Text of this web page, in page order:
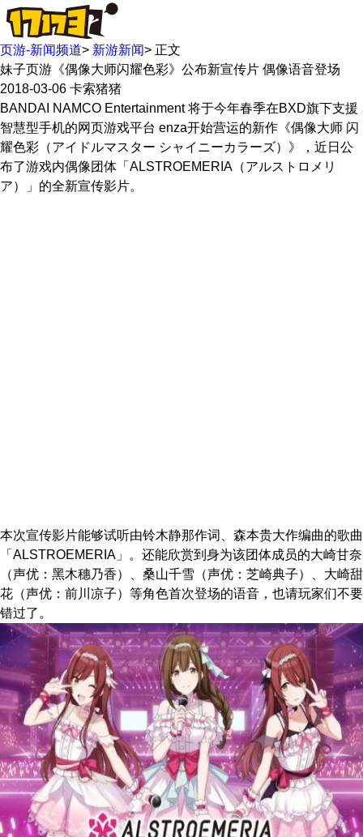
页游-新闻频道> 新游新闻> 正文
妹子页游《偶像大师闪耀色彩》公布新宣传片 偶像语音登场
2018-03-06 卡索猪猪
BANDAI NAMCO Entertainment 将于今年春季在BXD旗下支援
智慧型手机的网页游戏平台 enza开始营运的新作《偶像大师 闪
耀色彩（アイドルマスター シャイニーカラーズ）》，近日公
布了游戏内偶像团体「ALSTROEMERIA（アルストロメリ
ア）」的全新宣传影片。
本次宣传影片能够试听由铃木静那作词、森本贵大作编曲的歌曲
「ALSTROEMERIA」。还能欣赏到身为该团体成员的大崎甘奈
（声优：黑木穗乃香）、桑山千雪（声优：芝崎典子）、大崎甜
花（声优：前川凉子）等角色首次登场的语音，也请玩家们不要
错过了。